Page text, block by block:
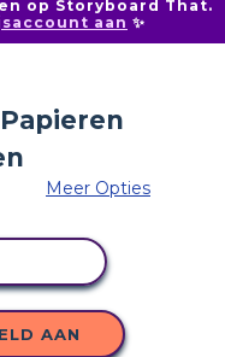
op Storyboard That.
aan ✨
Meer Opties
AAN